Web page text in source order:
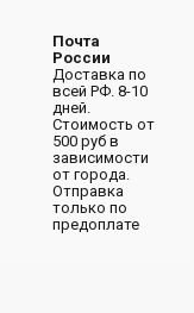
Почта
России
Доставка по
всей РФ. 8-10
дней.
Стоимость от
500 руб в
зависимости
от города.
Отправка
только по
предоплате